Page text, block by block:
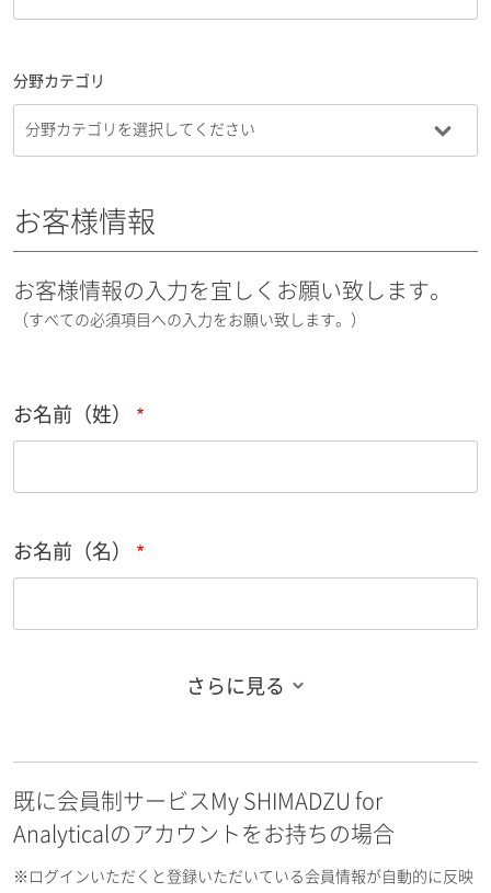
分野カテゴリ
お客様情報
お客様情報の入力を宜しくお願い致します。
（すべての必須項目への入力をお願い致します。）
お名前（姓）
お名前（名）
お名前フリガナ（名）
さらに見る
既に会員制サービスMy SHIMADZU for
Analyticalのアカウントをお持ちの場合
※ログインいただくと登録いただいている会員情報が自動的に反映